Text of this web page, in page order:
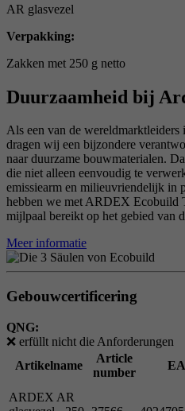
AR glasvezel
Verpakking:
Zakken met 250 g netto
Duurzaamheid bij
Als een van de
dragen wij een bijzondere
naar duurzame bouwmaterialen.
die niet alleen eenvoudig te
emissiearm en milieuvriendelijk in
hebben we met ARDEX
mijlpaal bereikt op het gebied van
Meer informatie
Gebouwcertificering
QNG:
❌ erfüllt nicht die Anforderungen
Artikelname
Article
number
ARDEX AR